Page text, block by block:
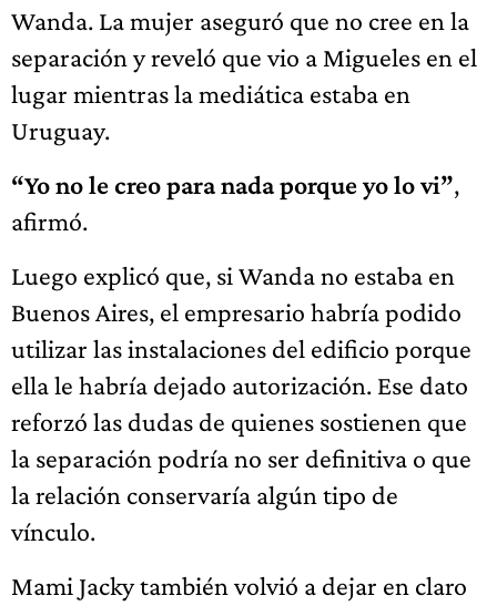
Wanda. La mujer aseguró que no cree en la
separación y reveló que vio a Migueles en el
lugar mientras la mediática estaba en
Uruguay.
“Yo no le creo para nada porque yo lo vi”,
afirmó.
Luego explicó que, si Wanda no estaba en
Buenos Aires, el empresario habría podido
utilizar las instalaciones del edificio porque
ella le habría dejado autorización. Ese dato
reforzó las dudas de quienes sostienen que
la separación podría no ser definitiva o que
la relación conservaría algún tipo de
vínculo.
Mami Jacky también volvió a dejar en claro